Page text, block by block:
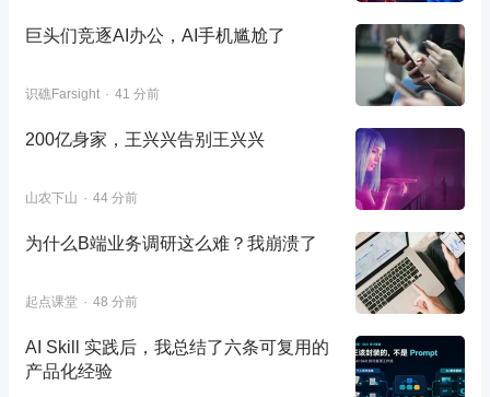
巨头们竞逐AI办公，AI手机尴尬了
识礁Farsight 41 分前
200亿身家，王兴兴告别王兴兴
山农下山 44 分前
为什么B端业务调研这么难？我崩溃了
起点课堂 48 分前
AI Skill 实践后，我总结了六条可复用的
产品化经验